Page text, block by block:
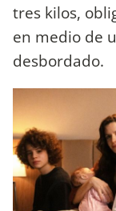
tres kilos,
en medio de
desbordado.